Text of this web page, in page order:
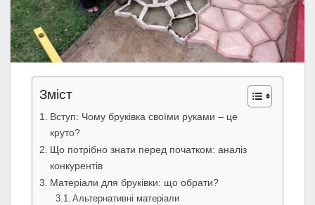
Зміст
Вступ: Чому бруківка своїми руками – це
круто?
Що потрібно знати перед початком: аналіз
конкурентів
Матеріали для бруківки: що обрати?
Альтернативні матеріали